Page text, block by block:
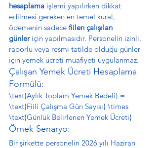
hesaplama işlemi yapılırken dikkat
edilmesi gereken en temel kural,
ödemenin sadece fiilen çalışılan
günler için yapılmasıdır. Personelin izinli,
raporlu veya resmi tatilde olduğu günler
için yemek ücreti muafiyeti uygulanmaz.
Çalışan Yemek Ücreti Hesaplama
Formülü:
\text{Aylık Toplam Yemek Bedeli} =
\text{Fiili Çalışma Gün Sayısı} \times
\text{Günlük Belirlenen Yemek Ücreti}
Örnek Senaryo:
Bir şirkette personelin 2026 yılı Haziran